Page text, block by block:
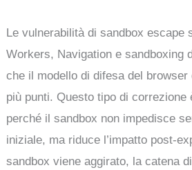
Le vulnerabilità di sandbox escape
Workers, Navigation e sandboxing
che il modello di difesa del
più punti. Questo tipo di correzione
perché il sandbox non impedisce
iniziale, ma riduce l’impatto post-
sandbox viene aggirato, la catena